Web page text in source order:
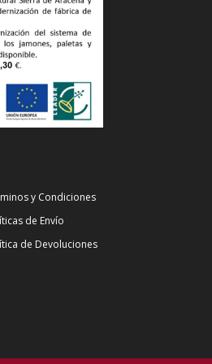
y Condiciones
de Envío
de Devoluciones